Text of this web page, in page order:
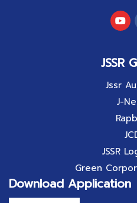
JSSR
Jssr
J-
JSSR
Green
Download Application